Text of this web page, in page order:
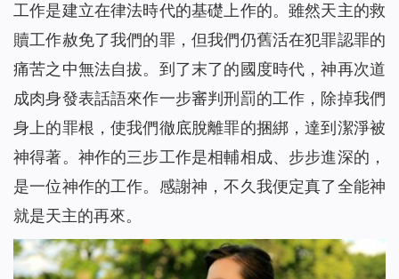
工作是建立在律法時代的基礎上作的。雖然天主的救
贖工作赦免了我們的罪，但我們仍舊活在犯罪認罪的
痛苦之中無法自拔。到了末了的國度時代，神再次道
成肉身發表話語來作一步審判刑罰的工作，除掉我們
身上的罪根，使我們徹底脫離罪的捆綁，達到潔淨被
神得著。神作的三步工作是相輔相成、步步進深的，
是一位神作的工作。感謝神，不久我便定真了全能神
就是天主的再來。